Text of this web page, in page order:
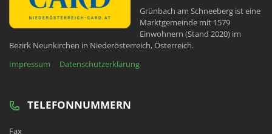
Grünbach am Schneeberg ist eine
Marktgemeinde mit 1579
Einwohnern (Stand 2020) im
Bezirk Neunkirchen in Niederösterreich, Österreich.
Impressum
Datenschutzerklärung
TELEFONNUMMERN
Fax